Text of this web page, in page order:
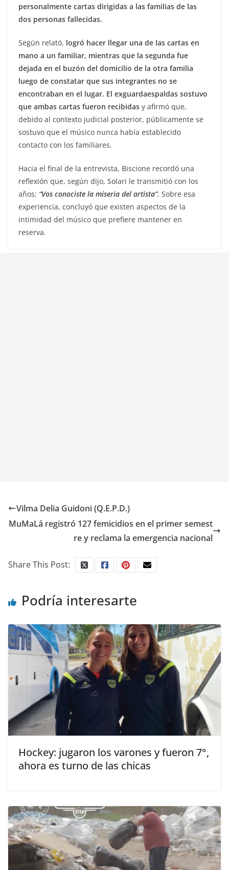
personalmente cartas dirigidas a las familias de las
dos personas fallecidas.
Según relató, logró hacer llegar una de las cartas en
mano a un familiar, mientras que la segunda fue
dejada en el buzón del domicilio de la otra familia
luego de constatar que sus integrantes no se
encontraban en el lugar. El exguardaespaldas sostuvo
que ambas cartas fueron recibidas y afirmó que,
debido al contexto judicial posterior, públicamente se
sostuvo que el músico nunca había establecido
contacto con los familiares.
Hacia el final de la entrevista, Biscione recordó una
reflexión que, según dijo, Solari le transmitió con los
años: “Vos conociste la miseria del artista”. Sobre esa
experiencia, concluyó que existen aspectos de la
intimidad del músico que prefiere mantener en
reserva.
Vilma Delia Guidoni (Q.E.P.D.)
MuMaLá registró 127 femicidios en el primer semest
re y reclama la emergencia nacional
Share This Post:
Podría interesarte
Hockey: jugaron los varones y fueron 7°,
ahora es turno de las chicas